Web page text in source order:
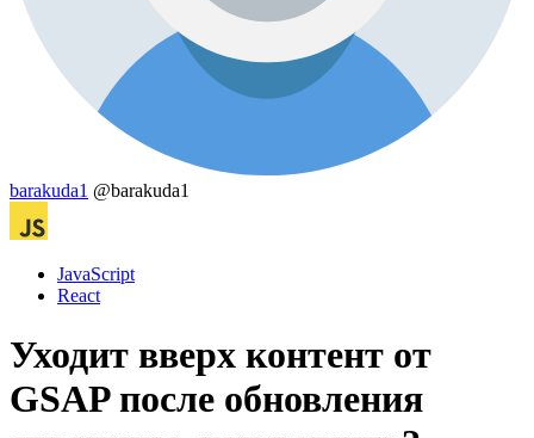
barakuda1 @barakuda1
JavaScript
React
Уходит вверх контент от
GSAP после обновления